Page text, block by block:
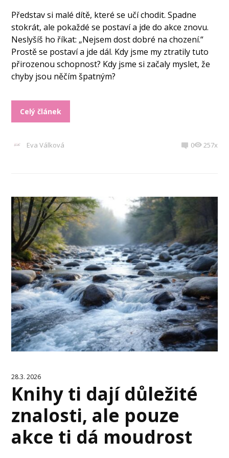
Představ si malé dítě, které se učí chodit. Spadne
stokrát, ale pokaždé se postaví a jde do akce znovu.
Neslyšíš ho říkat: „Nejsem dost dobré na chození.“
Prostě se postaví a jde dál. Kdy jsme my ztratily tuto
přirozenou schopnost? Kdy jsme si začaly myslet, že
chyby jsou něčím špatným?
Celý článek
Eva Válková 0 257x
28.3. 2026
Knihy ti dají důležité
znalosti, ale pouze
akce ti dá moudrost